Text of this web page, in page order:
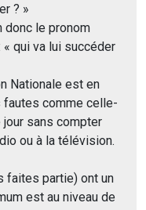
? »
donc le pronom
qui va lui succéder
Nationale est en
comme celle-
jour sans compter
ou à la télévision.
faites partie) ont un
est au niveau de